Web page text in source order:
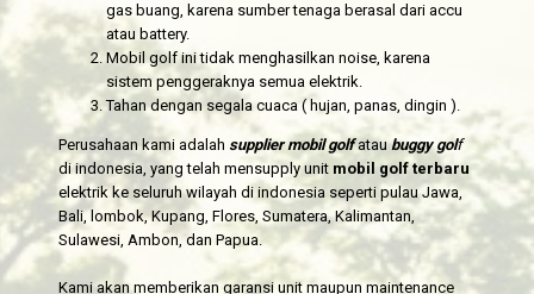
gas buang, karena sumber tenaga berasal dari accu
atau battery.
Mobil golf ini tidak menghasilkan noise, karena
sistem penggeraknya semua elektrik.
Tahan dengan segala cuaca ( hujan, panas, dingin ).
Perusahaan kami adalahsupplier mobil golfataubuggy golf
di indonesia, yang telah mensupply unit mobil golf terbaru
elektrik ke seluruh wilayah di indonesia seperti pulau Jawa,
Bali, lombok, Kupang, Flores, Sumatera, Kalimantan,
Sulawesi, Ambon, dan Papua.
Kami akan memberikan garansi unit maupun maintenance